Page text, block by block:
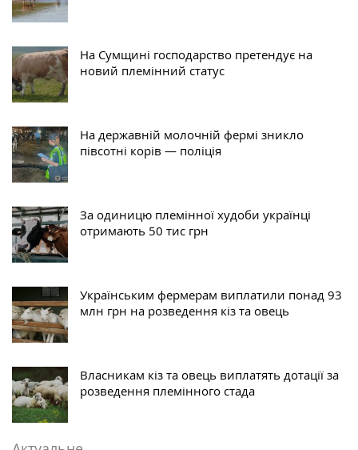
На Сумщині господарство претендує на
новий племінний статус
На державній молочній фермі зникло
півсотні корів — поліція
За одиницю племінної худоби українці
отримають 50 тис грн
Українським фермерам виплатили понад 93
млн грн на розведення кіз та овець
Власникам кіз та овець виплатять дотації за
розведення племінного стада